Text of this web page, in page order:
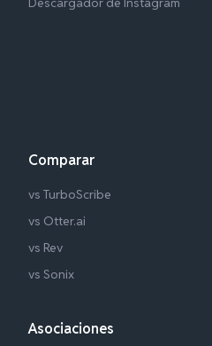
Comparar
vs TurboScribe
vs Otter.ai
vs Rev
vs Sonix
Asociaciones